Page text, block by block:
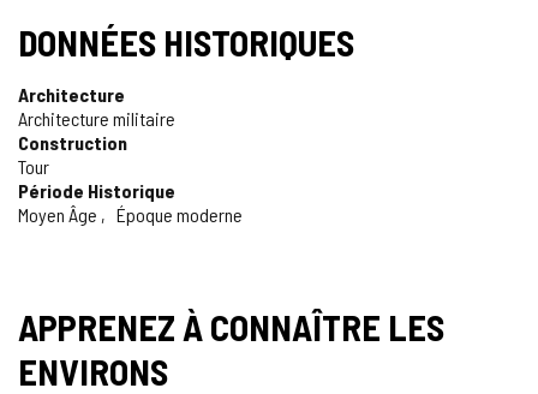
DONNÉES HISTORIQUES
Architecture
Architecture militaire
Construction
Tour
Période Historique
Moyen Âge
Époque moderne
APPRENEZ À CONNAÎTRE LES
ENVIRONS